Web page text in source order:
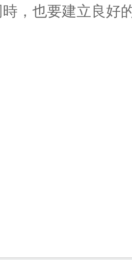
，也要建立良好